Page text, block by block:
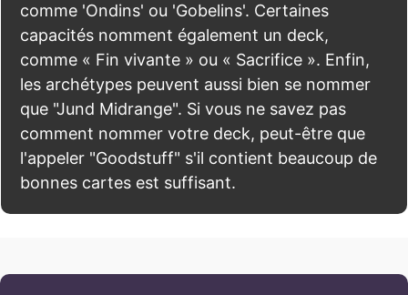
comme 'Ondins' ou 'Gobelins'. Certaines
capacités nomment également un deck,
comme « Fin vivante » ou « Sacrifice ». Enfin,
les archétypes peuvent aussi bien se nommer
que "Jund Midrange". Si vous ne savez pas
comment nommer votre deck, peut-être que
l'appeler "Goodstuff" s'il contient beaucoup de
bonnes cartes est suffisant.